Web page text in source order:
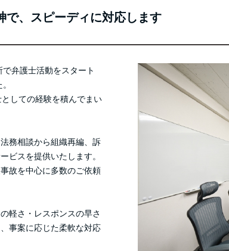
で、スピーディに対応します
弁護士活動をスタート
しての経験を積んでまい
務相談から組織再編、訴
ビスを提供いたします。
故を中心に多数のご依頼
軽さ・レスポンスの早さ
事案に応じた柔軟な対応